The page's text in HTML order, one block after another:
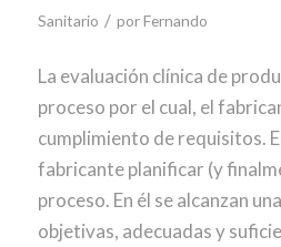
Sanitario / porFernando
La evaluación clínica de
proceso por el cual, el
cumplimiento de requisitos.
fabricante planificar (y
proceso. En él se alcanzan
objetivas, adecuadas y